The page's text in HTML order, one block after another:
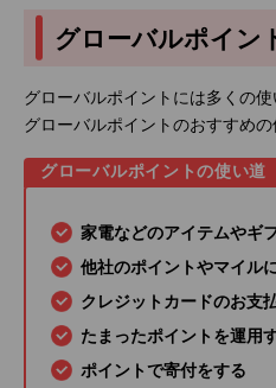
グローバルポイン
グローバルポイントには多くの
グローバルポイントのおすすめの
グローバルポイントの使い道
家電などのアイテムやギ
他社のポイントやマイル
クレジットカードのお支
たまったポイントを運用
ポイントで寄付をする